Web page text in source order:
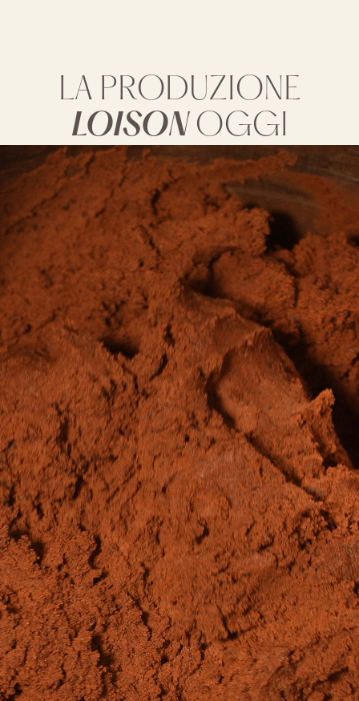
LA PRODUZIONE
LOISONOGGI